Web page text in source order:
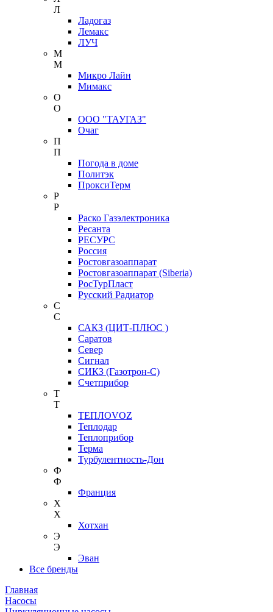
Л
Ладогаз
Лемакс
ЛУЧ
М
М
Микро Лайн
Мимакс
О
О
ООО "ТАУГАЗ"
Очаг
П
П
Погода в доме
Политэк
ПроксиТерм
Р
Р
Раско Газэлектроника
Ресанта
РЕСУРС
Россия
Ростовгазоаппарат
Ростовгазоаппарат (Siberia)
РосТурПласт
Русский Радиатор
С
С
САКЗ (ЦИТ-ПЛЮС )
Саратов
Север
Сигнал
СИКЗ (Газотрон-С)
Счетприбор
Т
Т
ТЕПЛОVOZ
Теплодар
Теплоприбор
Терма
Турбулентность-Дон
Ф
Ф
Франция
Х
Х
Хотхан
Э
Э
Эван
Все бренды
Главная
Насосы